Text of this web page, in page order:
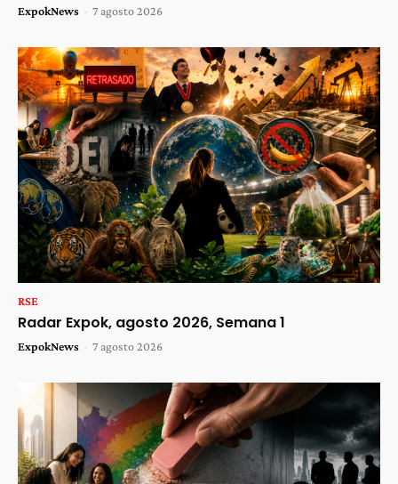
ExpokNews - 7 agosto 2026
RSE
Radar Expok, agosto 2026, Semana 1
ExpokNews - 7 agosto 2026